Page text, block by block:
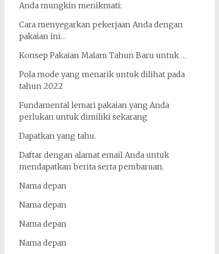
Anda mungkin menikmati:
Cara menyegarkan pekerjaan Anda dengan
pakaian ini…
Konsep Pakaian Malam Tahun Baru untuk …
Pola mode yang menarik untuk dilihat pada
tahun 2022
Fundamental lemari pakaian yang Anda
perlukan untuk dimiliki sekarang
Dapatkan yang tahu.
Daftar dengan alamat email Anda untuk
mendapatkan berita serta pembaruan.
Nama depan
Nama depan
Nama depan
Nama depan